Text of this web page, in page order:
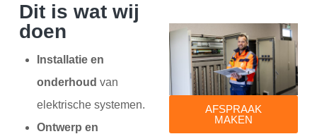
Dit is wat wij
doen
Installatie en
onderhoud van
elektrische systemen.
Ontwerp en
AFSPRAAK
MAKEN